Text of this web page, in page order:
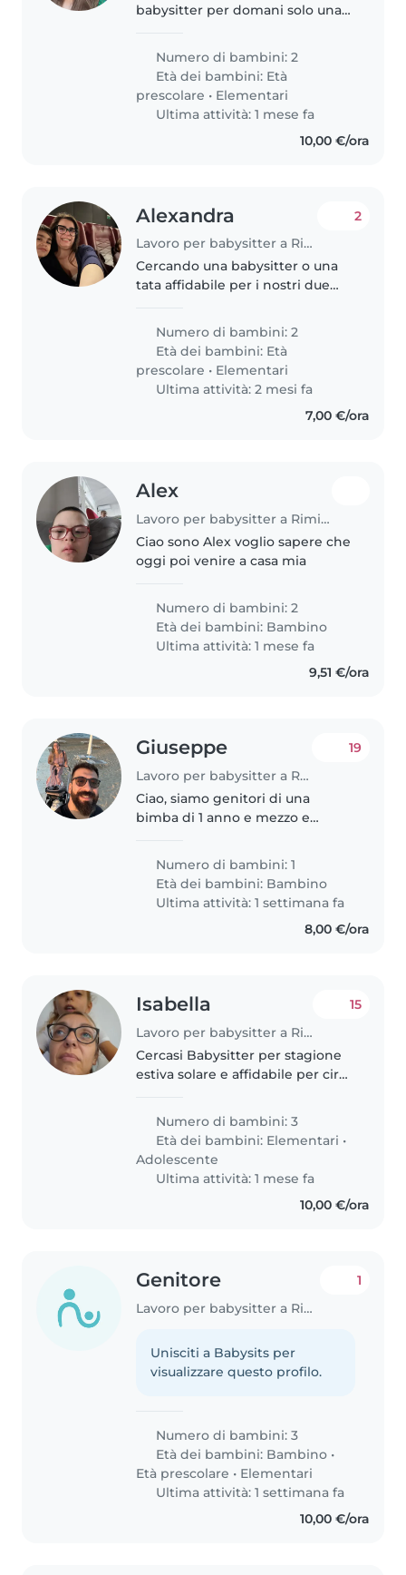
babysitter per domani solo una
Numero di bambini: 2
Età dei bambini: Età
prescolare • Elementari
Ultima attività: 1 mese fa
10,00 €/ora
Alexandra
Lavoro per babysitter a Rimini
2
Cercando una babysitter o una
tata affidabile per i nostri due
prescolare e uno in età
scolastica. I nostri bambini sono
curiosi, creativi e amanti del
gioco...
Numero di bambini: 2
Età dei bambini: Età
prescolare • Elementari
Ultima attività: 2 mesi fa
7,00 €/ora
Alex
Lavoro per babysitter a Rimini
Ciao sono Alex voglio sapere che
oggi poi venire a casa mia
Numero di bambini: 2
Età dei bambini: Bambino
Ultima attività: 1 mese fa
9,51 €/ora
Giuseppe
Lavoro per babysitter a Rimini
19
Ciao, siamo genitori di una
bimba di 1 anno e mezzo e
specialmente nel pomeriggio
dopo l'asilo. Abbiamo anche due
gatti e cerchiamo qualcuno che
possa..
Numero di bambini: 1
Età dei bambini: Bambino
Ultima attività: 1 settimana fa
8,00 €/ora
Isabella
Lavoro per babysitter a Rimini
15
Cercasi Babysitter per stagione
estiva solare e affidabile per circa
agosto per 3 bambini di cui due
di 10 anni e una ragazzina di 14
anni dal lunedi..
Numero di bambini: 3
Età dei bambini: Elementari •
Adolescente
Ultima attività: 1 mese fa
10,00 €/ora
Genitore
Lavoro per babysitter a Rimini
1
Unisciti a Babysits per
visualizzare questo profilo.
Numero di bambini: 3
Età dei bambini: Bambino •
Età prescolare • Elementari
Ultima attività: 1 settimana fa
10,00 €/ora